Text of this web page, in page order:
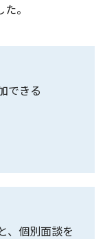
。
できる
、個別面談を